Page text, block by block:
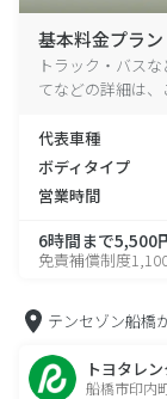
基本料金プラン
トラック・バス
てなどの詳細は、
代表車種
ボディタイプ
営業時間
6時間まで5,500
免責補償制度
テンセゾン船橋
トヨタレ
船橋市印内